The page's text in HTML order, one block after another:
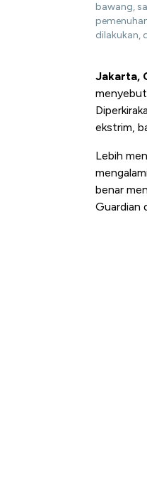
bawang,
dilakukan,
Jakarta,
ekstrim,
Lebih
benar
Guardian